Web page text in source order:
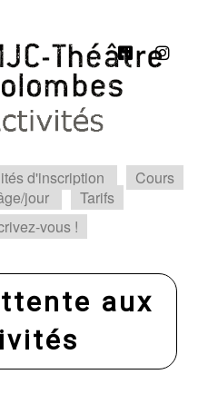
d'inscription
Cours
jour
Tarifs
vous !
aux